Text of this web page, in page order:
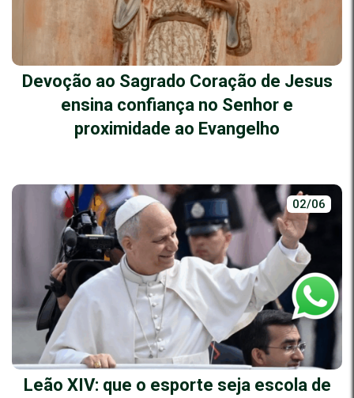
Devoção ao Sagrado Coração de Jesus
ensina confiança no Senhor e
proximidade ao Evangelho
02/06
Leão XIV: que o esporte seja escola de